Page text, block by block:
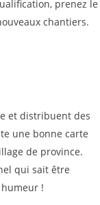
prenez le
chantiers.
et distribuent des
une bonne carte
de province.
qui sait être
!